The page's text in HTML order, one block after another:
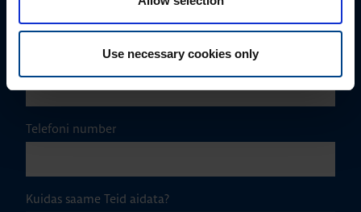
Use necessary cookies only
Telefoni number
Kuidas saame Teid aidata?